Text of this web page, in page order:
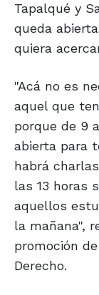
Tapalqué y
queda
quiera
"Acá no es
aquel que
porque de 9
abierta para
habrá
las 13 horas
aquellos
la mañana",
promoción
Derecho.